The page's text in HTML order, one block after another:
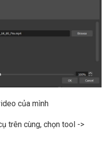
của mình
trên cùng, chọn tool ->